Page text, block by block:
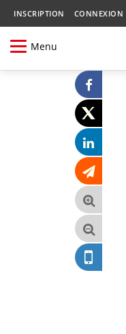
INSCRIPTION CONNEXION
Menu